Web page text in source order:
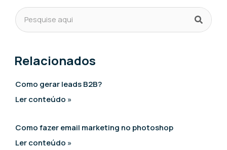
Relacionados
Como gerar leads B2B?
Ler conteúdo »
Como fazer email marketing no photoshop
Ler conteúdo »